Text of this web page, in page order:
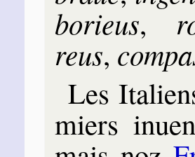
bo­rieus,
reus,
Les
miers